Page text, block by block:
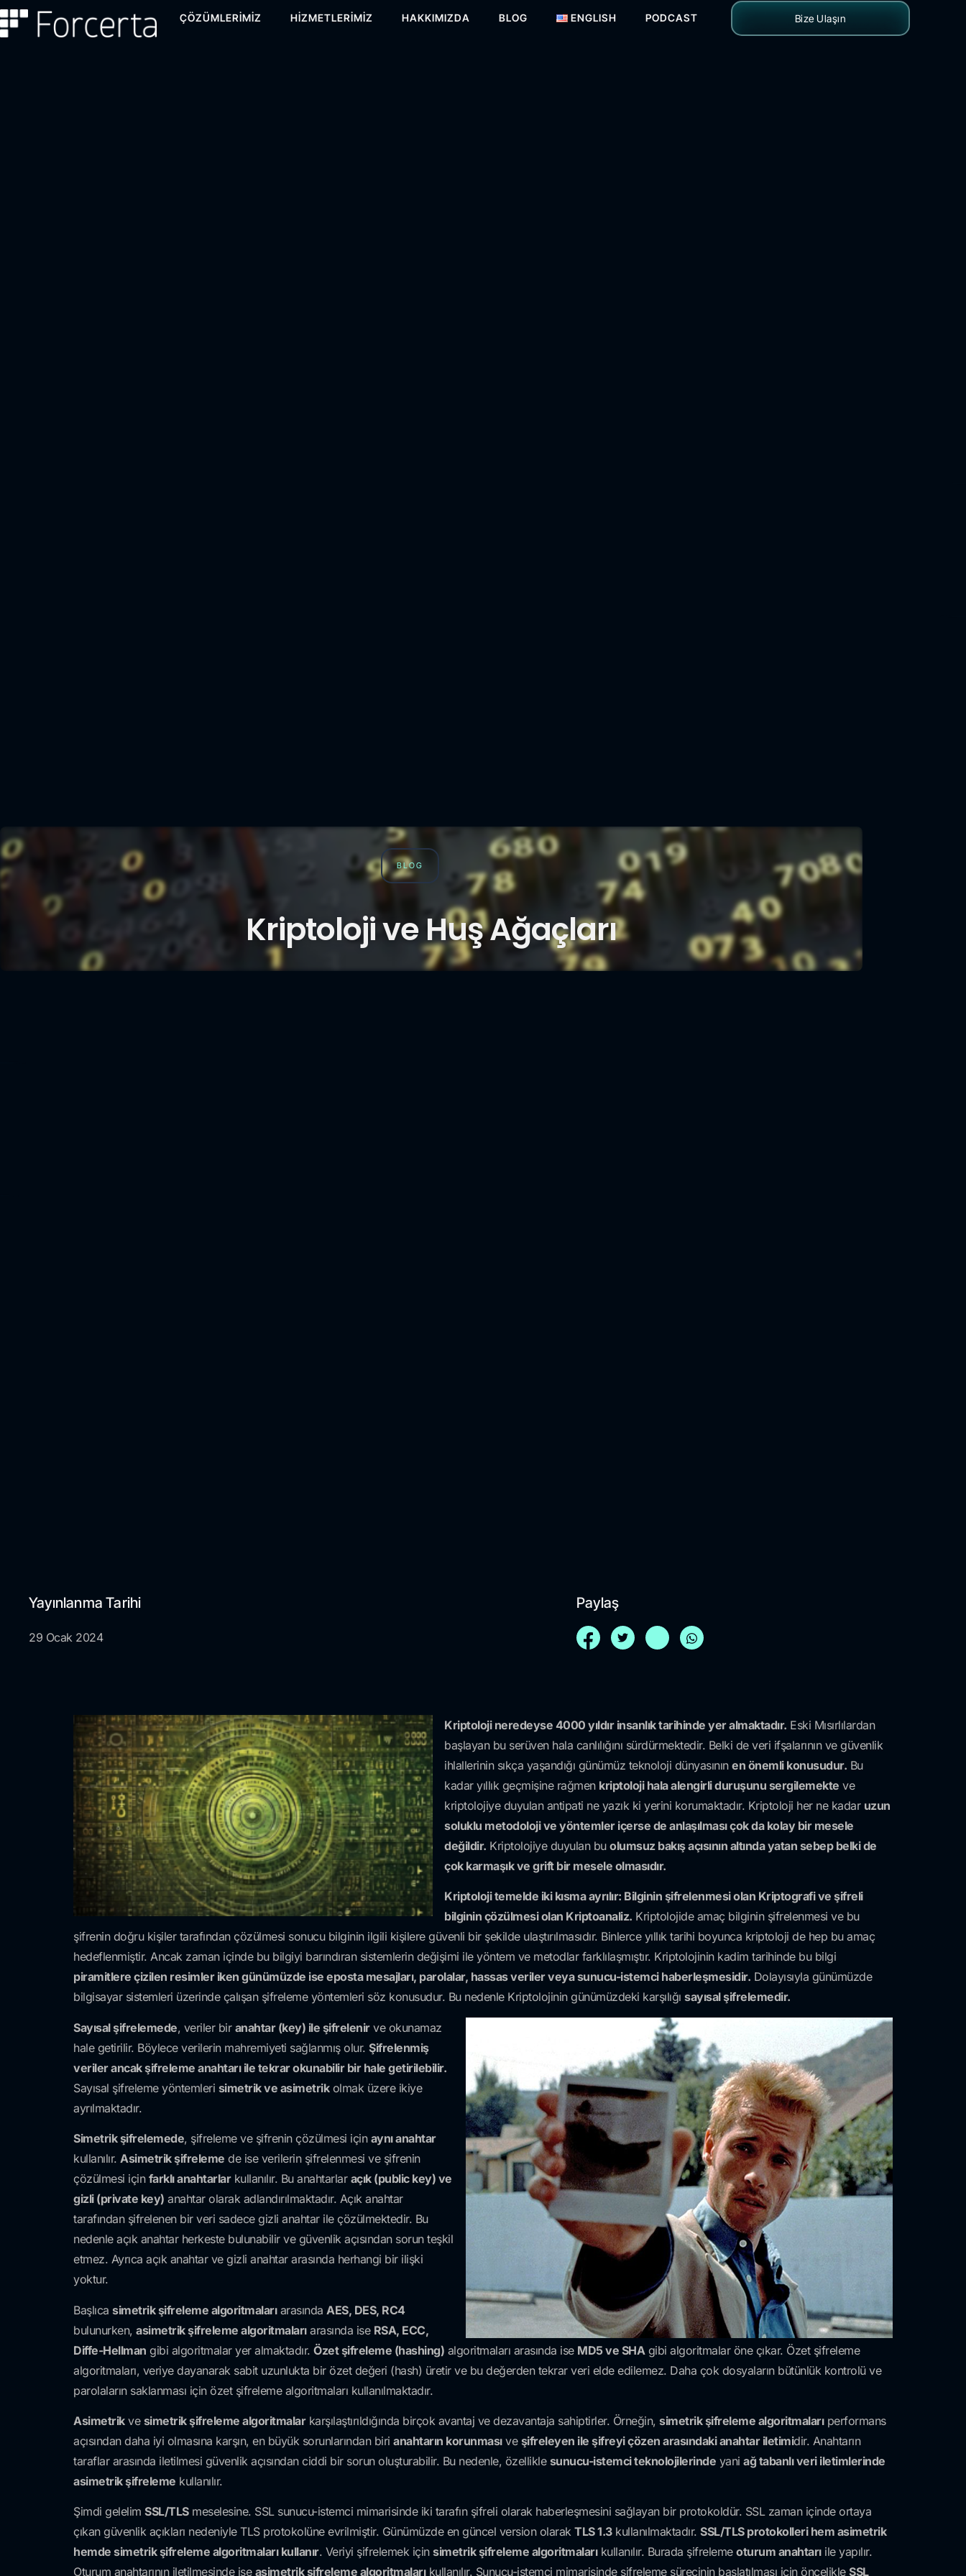
ÇÖZÜMLERIMIZ HIZMETLERIMIZ HAKKIMIZDA BLOG ENGLISH PODCAST Bize Ulaşın
BLOG
Kriptoloji ve Huş Ağaçları
Yayınlanma Tarihi
29 Ocak 2024
Paylaş
Kriptoloji neredeyse 4000 yıldır insanlık tarihinde yer almaktadır. Eski Mısırlılardan
başlayan bu serüven hala canlılığını sürdürmektedir. Belki de veri ifşalarının ve güvenlik
ihlallerinin sıkça yaşandığı günümüz teknoloji dünyasının en önemli konusudur. Bu
kadar yıllık geçmişine rağmen kriptoloji hala alengirli duruşunu sergilemekte ve
kriptolojiye duyulan antipati ne yazık ki yerini korumaktadır. Kriptoloji her ne kadar uzun
soluklu metodoloji ve yöntemler içerse de anlaşılması çok da kolay bir mesele
değildir. Kriptolojiye duyulan bu olumsuz bakış açısının altında yatan sebep belki de
çok karmaşık ve grift bir mesele olmasıdır.
Kriptoloji temelde iki kısma ayrılır: Bilginin şifrelenmesi olan Kriptografi ve şifreli
bilginin çözülmesi olan Kriptoanaliz. Kriptolojide amaç bilginin şifrelenmesi ve bu
şifrenin doğru kişiler tarafından çözülmesi sonucu bilginin ilgili kişilere güvenli bir şekilde ulaştırılmasıdır. Binlerce yıllık tarihi boyunca kriptoloji de hep bu amaç
hedeflenmiştir. Ancak zaman içinde bu bilgiyi barındıran sistemlerin değişimi ile yöntem ve metodlar farklılaşmıştır. Kriptolojinin kadim tarihinde bu bilgi
piramitlere çizilen resimler iken günümüzde ise eposta mesajları, parolalar, hassas veriler veya sunucu-istemci haberleşmesidir. Dolayısıyla günümüzde
bilgisayar sistemleri üzerinde çalışan şifreleme yöntemleri söz konusudur. Bu nedenle Kriptolojinin günümüzdeki karşılığı sayısal şifrelemedir.
Sayısal şifrelemede, veriler bir anahtar (key) ile şifrelenirve okunamaz
hale getirilir. Böylece verilerin mahremiyeti sağlanmış olur. Şifrelenmiş
veriler ancak şifreleme anahtarı ile tekrar okunabilir bir hale getirilebilir.
Sayısal şifreleme yöntemleri simetrik ve asimetrikolmak üzere ikiye
ayrılmaktadır.
Simetrik şifrelemede, şifreleme ve şifrenin çözülmesi için aynı anahtar
kullanılır. Asimetrik şifreleme de ise verilerin şifrelenmesi ve şifrenin
çözülmesi için farklı anahtarlarkullanılır. Bu anahtarlar açık (public key) ve
gizli (private key) anahtar olarak adlandırılmaktadır. Açık anahtar
tarafından şifrelenen bir veri sadece gizli anahtar ile çözülmektedir. Bu
nedenle açık anahtar herkeste bulunabilir ve güvenlik açısından sorun teşkil
etmez. Ayrıca açık anahtar ve gizli anahtar arasında herhangi bir ilişki
yoktur.
Başlıca simetrik şifreleme algoritmalarıarasında AES, DES, RC4
bulunurken, asimetrik şifreleme algoritmalarıarasında ise RSA, ECC,
Diffe-Hellman gibi algoritmalar yer almaktadır. Özet şifreleme (hashing) algoritmaları arasında ise MD5 ve SHA gibi algoritmalar öne çıkar. Özet şifreleme
algoritmaları, veriye dayanarak sabit uzunlukta bir özet değeri (hash) üretir ve bu değerden tekrar veri elde edilemez. Daha çok dosyaların bütünlük kontrolü ve
parolaların saklanması için özet şifreleme algoritmaları kullanılmaktadır.
Asimetrikve simetrik şifreleme algoritmalarkarşılaştırıldığında birçok avantaj ve dezavantaja sahiptirler. Örneğin, simetrik şifreleme algoritmalarıperformans
açısından daha iyi olmasına karşın, en büyük sorunlarından biri anahtarın korunmasıve şifreleyen ile şifreyi çözen arasındaki anahtar iletimidir. Anahtarın
taraflar arasında iletilmesi güvenlik açısından ciddi bir sorun oluşturabilir. Bu nedenle, özellikle sunucu-istemci teknolojilerinde yani ağ tabanlı veri iletimlerinde
asimetrik şifreleme kullanılır.
Şimdi gelelim SSL/TLSmeselesine. SSL sunucu-istemci mimarisinde iki tarafın şifreli olarak haberleşmesini sağlayan bir protokoldür. SSL zaman içinde ortaya
çıkan güvenlik açıkları nedeniyle TLS protokolüne evrilmiştir. Günümüzde en güncel version olarak TLS 1.3kullanılmaktadır. SSL/TLS protokolleri hem asimetrik
hemde simetrik şifreleme algoritmaları kullanır. Veriyi şifrelemek için simetrik şifreleme algoritmalarıkullanılır. Burada şifreleme oturum anahtarıile yapılır.
Oturum anahtarının iletilmesinde ise asimetrik şifreleme algoritmalarıkullanılır. Sunucu-istemci mimarisinde şifreleme sürecinin başlatılması için öncelikle SSL